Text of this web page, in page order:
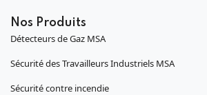
Nos Produits
Détecteurs de Gaz MSA
Sécurité des Travailleurs Industriels MSA
Sécurité contre incendie